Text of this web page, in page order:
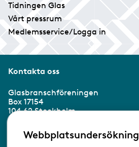
Tidningen Glas
Vårt pressrum
Medlemsservice/Logga in
Kontakta oss
Glasbranschföreningen
Box 17154
104 62 Stockholm
Besöksadress:
Ringvägen 100
Webbplatsundersökning